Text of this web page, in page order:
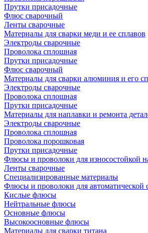
Прутки присадочные
Флюс сварочный
Ленты сварочные
Материалы для сварки меди и ее сплавов
Электроды сварочные
Проволока сплошная
Прутки присадочные
Флюс сварочный
Материалы для сварки алюминия и его
Электроды сварочные
Проволока сплошная
Прутки присадочные
Материалы для наплавки и ремонта
Электроды сварочные
Проволока сплошная
Проволока порошковая
Прутки присадочные
Флюсы и проволоки для износостойкой
Ленты сварочные
Специализированные материалы
Флюсы и проволоки для автоматической
Кислые флюсы
Нейтральные флюсы
Основные флюсы
Высокоосновные флюсы
Материалы для сварки титана